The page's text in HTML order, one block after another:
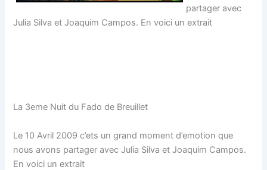
partager avec
Julia Silva et Joaquim Campos. En voici un extrait
La 3eme Nuit du Fado de Breuillet
Le 10 Avril 2009 c’ets un grand moment d’emotion que
nous avons partager avec Julia Silva et Joaquim Campos.
En voici un extrait